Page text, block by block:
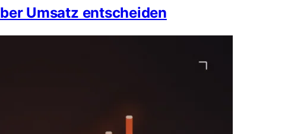
Umsatz entscheiden